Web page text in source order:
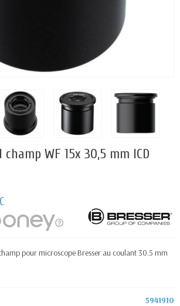
WF 15x 30,5 mm ICD
pour microscope Bresser au coulant 30.5 mm
5941910